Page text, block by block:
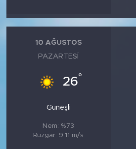
10 AĞUSTOS
PAZARTESI
26°
Güneşli
Nem: %73
Rüzgar: 9.11 m/s